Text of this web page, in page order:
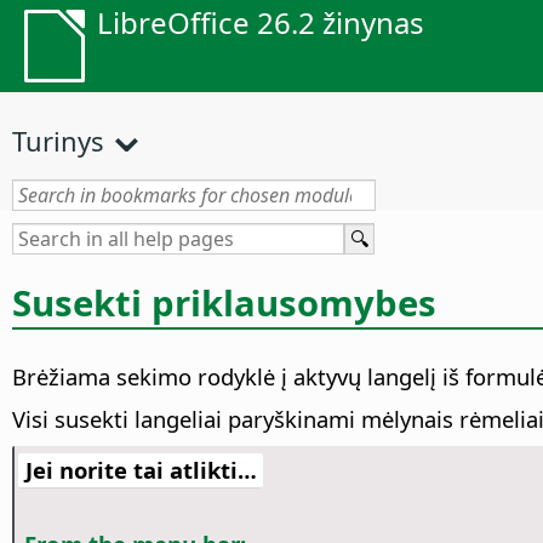
LibreOffice 26.2 žinynas
Turinys
Susekti priklausomybes
Brėžiama sekimo rodyklė į aktyvų langelį iš
Visi susekti langeliai paryškinami mėlynais
Jei norite tai atlikti…